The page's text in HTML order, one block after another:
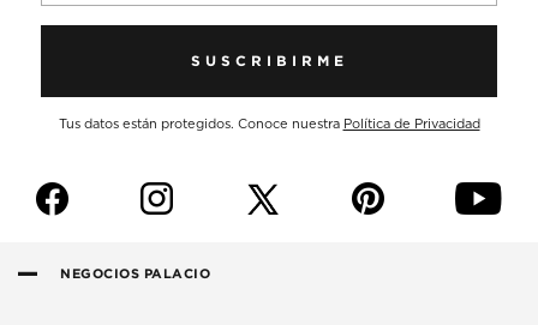
SUSCRIBIRME
Tus datos están protegidos. Conoce nuestra Política de Privacidad
f i p y
NEGOCIOS PALACIO